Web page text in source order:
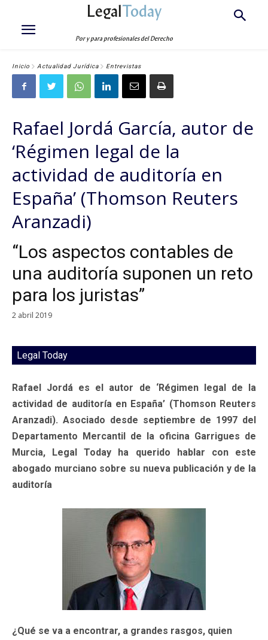
LegalToday
Por y para profesionales del Derecho
Inicio Actualidad Jurídica Entrevistas
Rafael Jordá García, autor de
‘Régimen legal de la
actividad de auditoría en
España’ (Thomson Reuters
Aranzadi)
“Los aspectos contables de
una auditoría suponen un reto
para los juristas”
2 abril 2019
Legal Today
Rafael Jordá es el autor de ‘Régimen legal de la
actividad de auditoría en España’ (Thomson Reuters
Aranzadi). Asociado desde septiembre de 1997 del
Departamento Mercantil de la oficina Garrigues de
Murcia, Legal Today ha querido hablar con este
abogado murciano sobre su nueva publicación y de la
auditoría
¿Qué se va a encontrar, a grandes rasgos, quien